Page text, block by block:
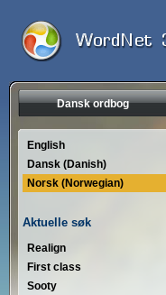
Dansk ordbog
English
Dansk (Danish)
Norsk (Norwegian)
Aktuelle søk
Realign
First class
Sooty